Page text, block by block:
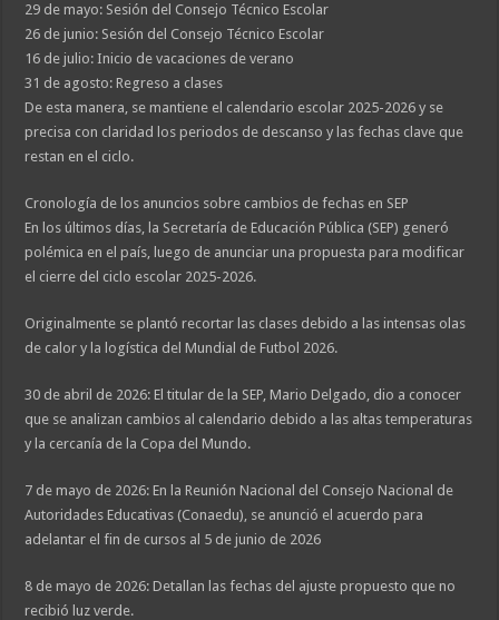
29 de mayo: Sesión del Consejo Técnico Escolar
26 de junio: Sesión del Consejo Técnico Escolar
16 de julio: Inicio de vacaciones de verano
31 de agosto: Regreso a clases
De esta manera, se mantiene el calendario escolar 2025-2026 y se
precisa con claridad los periodos de descanso y las fechas clave que
restan en el ciclo.
Cronología de los anuncios sobre cambios de fechas en SEP
En los últimos días, la Secretaría de Educación Pública (SEP) generó
polémica en el país, luego de anunciar una propuesta para modificar
el cierre del ciclo escolar 2025-2026.
Originalmente se plantó recortar las clases debido a las intensas olas
de calor y la logística del Mundial de Futbol 2026.
30 de abril de 2026: El titular de la SEP, Mario Delgado, dio a conocer
que se analizan cambios al calendario debido a las altas temperaturas
y la cercanía de la Copa del Mundo.
7 de mayo de 2026: En la Reunión Nacional del Consejo Nacional de
Autoridades Educativas (Conaedu), se anunció el acuerdo para
adelantar el fin de cursos al 5 de junio de 2026
8 de mayo de 2026: Detallan las fechas del ajuste propuesto que no
recibió luz verde.